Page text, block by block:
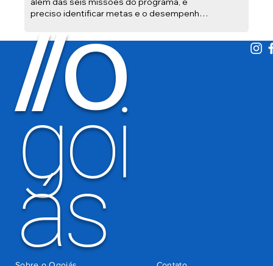
preciso identificar metas e o desempenho
//O
goi
ás